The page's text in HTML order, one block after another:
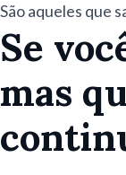
São aqueles que
Se
mas